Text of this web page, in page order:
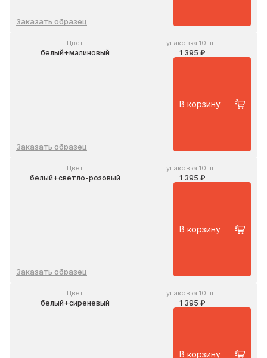
Заказать образец
Цвет
белый+малиновый
упаковка 10 шт.
1 395 ₽
Заказать образец
В корзину
Цвет
белый+светло-розовый
упаковка 10 шт.
1 395 ₽
Заказать образец
В корзину
Цвет
белый+сиреневый
упаковка 10 шт.
1 395 ₽
В корзину